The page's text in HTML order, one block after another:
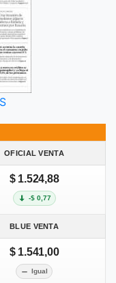
OFICIAL VENTA
$ 1.524,88
-$ 0,77
BLUE VENTA
$ 1.541,00
Igual